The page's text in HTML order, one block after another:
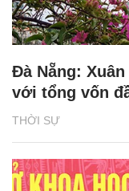
THỜI SỰ
Đà Nẵng:
với tổng vốn